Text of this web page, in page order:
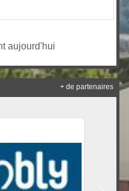
aujourd'hui
+ de partenaires